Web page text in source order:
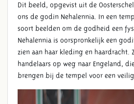
Dit beeld, opgevist uit de
ons de godin Nehalennia. In een
soort beelden om de godheid een
Nehalennia is oorspronkelijk een
zien aan haar kleding en haardracht.
handelaars op weg naar Engeland,
brengen bij de tempel voor een